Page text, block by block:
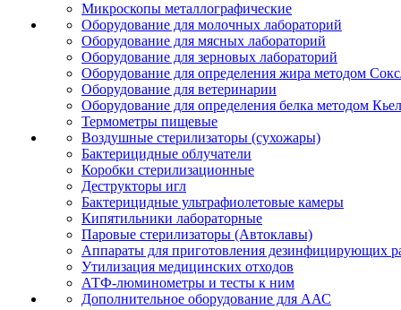
Микроскопы металлографические
Оборудование для молочных лабораторий
Оборудование для мясных лабораторий
Оборудование для зерновых лабораторий
Оборудование для определения жира методом
Оборудование для ветеринарии
Оборудование для определения белка методом
Термометры пищевые
Воздушные стерилизаторы (сухожары)
Бактерицидные облучатели
Коробки стерилизационные
Деструкторы игл
Бактерицидные ультрафиолетовые камеры
Кипятильники лабораторные
Паровые стерилизаторы (Автоклавы)
Аппараты для приготовления дезинфицирующих
Утилизация медицинских отходов
АТФ-люминометры и тесты к ним
Дополнительное оборудование для ААС